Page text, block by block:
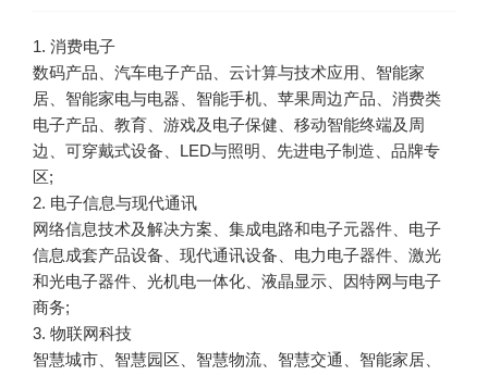
1. 消费电子
数码产品、汽车电子产品、云计算与技术应用、智能家
居、智能家电与电器、智能手机、苹果周边产品、消费类
电子产品、教育、游戏及电子保健、移动智能终端及周
边、可穿戴式设备、LED与照明、先进电子制造、品牌专
区;
2. 电子信息与现代通讯
网络信息技术及解决方案、集成电路和电子元器件、电子
信息成套产品设备、现代通讯设备、电力电子器件、激光
和光电子器件、光机电一体化、液晶显示、因特网与电子
商务;
3. 物联网科技
智慧城市、智慧园区、智慧物流、智慧交通、智能家居、